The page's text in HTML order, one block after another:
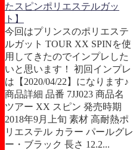
たスピンポリエステルガッ
ト】
今回はプリンスのポリエステ
ルガット TOUR XX SPINを使
用してきたのでインプレした
いと思います！ 初回インプレ
は【2020/04/22】になります♪
商品詳細 品番 7JJ023 商品名
ツアー XX スピン 発売時期
2018年9月上旬 素材 高耐熱ポ
リエステル カラー パールグレ
ー・ブラック 長さ 12.2...